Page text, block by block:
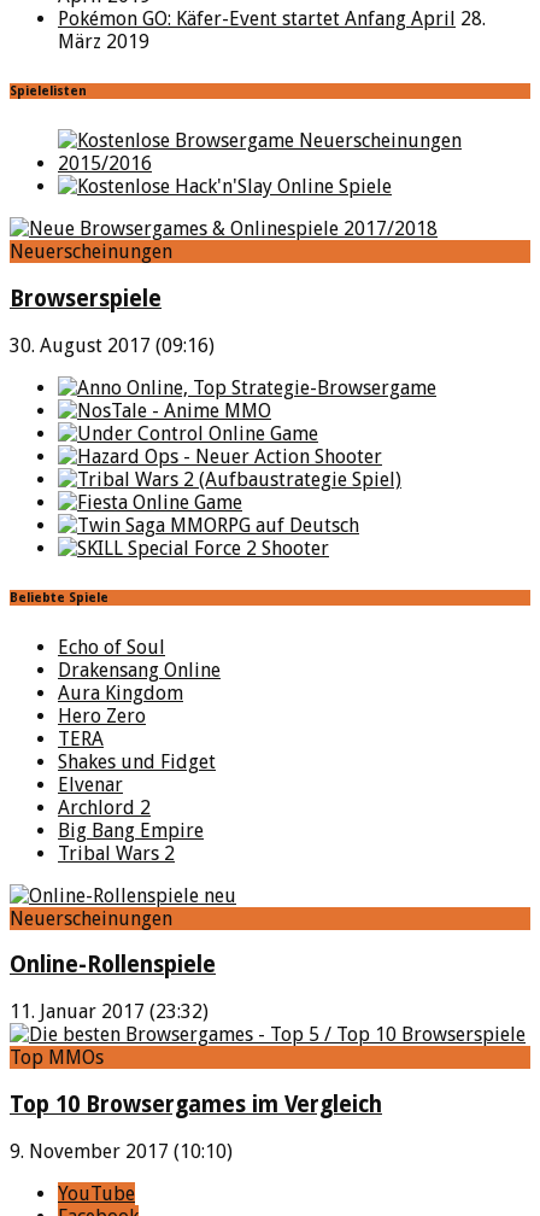
Pokémon GO: Käfer-Event startet Anfang April 28.
März 2019
Spielelisten
Neuerscheinungen
Browserspiele
30. August 2017 (09:16)
Beliebte Spiele
Echo of Soul
Drakensang Online
Aura Kingdom
Hero Zero
TERA
Shakes und Fidget
Elvenar
Archlord 2
Big Bang Empire
Tribal Wars 2
Neuerscheinungen
Online-Rollenspiele
11. Januar 2017 (23:32)
Top MMOs
Top 10 Browsergames im Vergleich
9. November 2017 (10:10)
YouTube